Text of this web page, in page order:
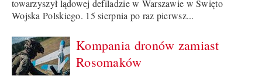
towarzyszył lądowej defiladzie w Warszawie w Święto
Wojska Polskiego. 15 sierpnia po raz pierwsz...
Kompania dronów zamiast
Rosomaków